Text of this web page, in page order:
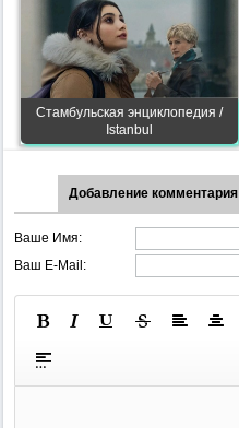
Стамбульская энциклопедия /
Istanbul
Добавление комментария
Ваше Имя:
Ваш E-Mail: